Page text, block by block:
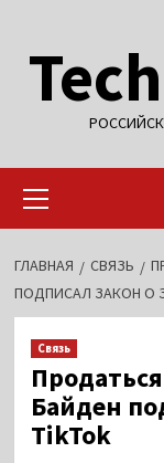
содержимому
меню
ГЛАВНАЯ СВЯЗЬ
ПОДПИСАЛ ЗАКОН О
Связь
Байден
TikTok